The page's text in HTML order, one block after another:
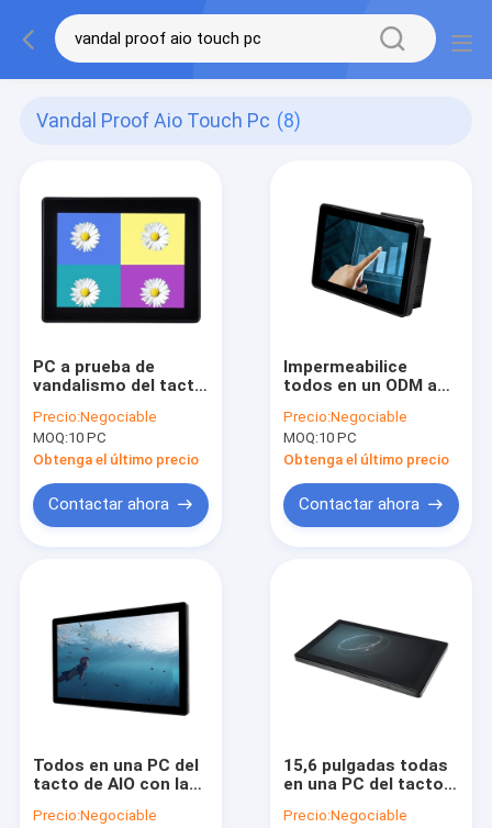
Vandal Proof Aio Touch Pc (8)
PC a prueba de
vandalismo del tacto
Precio:Negociable
MOQ:10 PC
Obtenga el último precio
Contactar ahora
Impermeabilice
todos en un ODM a
vandalismo de la PC
del tacto de AIO 10,1
pulgadas
Precio:Negociable
MOQ:10 PC
Obtenga el último precio
Contactar ahora
Todos en una PC del
tacto de AIO con la
698.4×392.85m m del
Precio:Negociable
15,6 pulgadas todas
en una PC del tacto
puntos con pantalla
Precio:Negociable